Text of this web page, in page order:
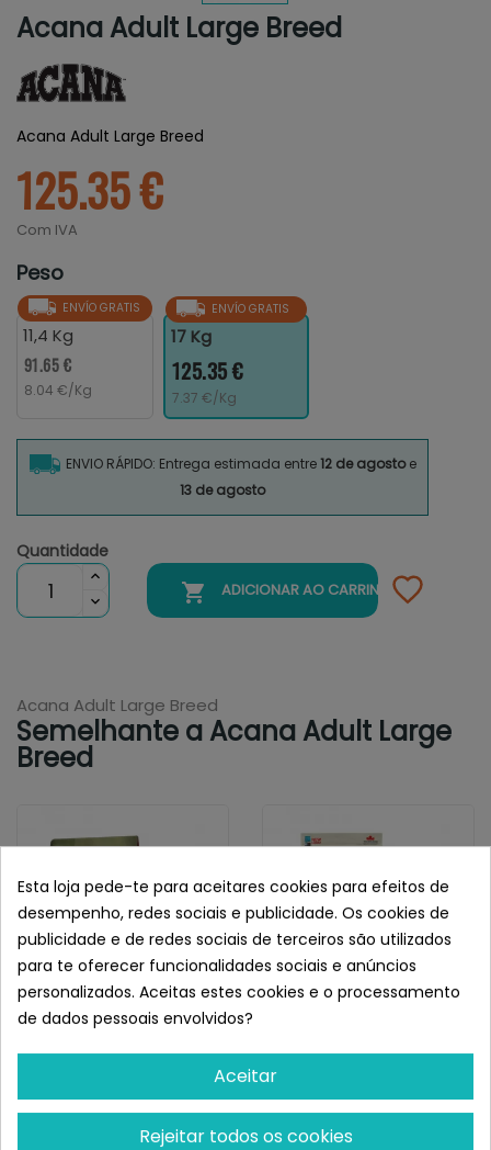
Acana Adult Large Breed
Acana Adult Large Breed
125.35 €
Com IVA
Peso
ENVÍO GRATIS
11,4 Kg
91.65 €
8.04 €/Kg
ENVÍO GRATIS
17 Kg
125.35 €
7.37 €/Kg
ENVIO RÁPIDO: Entrega estimada entre12 de agostoe
13 de agosto
Quantidade
 ADICIONAR AO CARRINHO
Acana Adult Large Breed
Semelhante a Acana Adult Large
Breed
¡Últimas produtos!
Acana Pacifica Dog
¡Últimas produtos!
Esta loja pede-te para aceitares cookies para efeitos de
desempenho, redes sociais e publicidade. Os cookies de
publicidade e de redes sociais de terceiros são utilizados
para te oferecer funcionalidades sociais e anúncios
personalizados. Aceitas estes cookies e o processamento
de dados pessoais envolvidos?
Aceitar
Rejeitar todos os cookies